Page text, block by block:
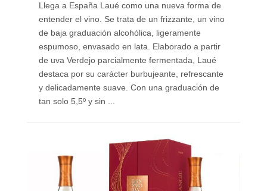
Llega a España Laué como una nueva forma de
entender el vino. Se trata de un frizzante, un vino
de baja graduación alcohólica, ligeramente
espumoso, envasado en lata. Elaborado a partir
de uva Verdejo parcialmente fermentada, Laué
destaca por su carácter burbujeante, refrescante
y delicadamente suave. Con una graduación de
tan solo 5,5º y sin ...